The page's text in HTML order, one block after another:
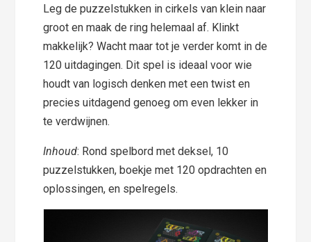
Leg de puzzelstukken in cirkels van klein naar
groot en maak de ring helemaal af. Klinkt
makkelijk? Wacht maar tot je verder komt in de
120 uitdagingen. Dit spel is ideaal voor wie
houdt van logisch denken met een twist en
precies uitdagend genoeg om even lekker in
te verdwijnen.
Inhoud: Rond spelbord met deksel, 10
puzzelstukken, boekje met 120 opdrachten en
oplossingen, en spelregels.